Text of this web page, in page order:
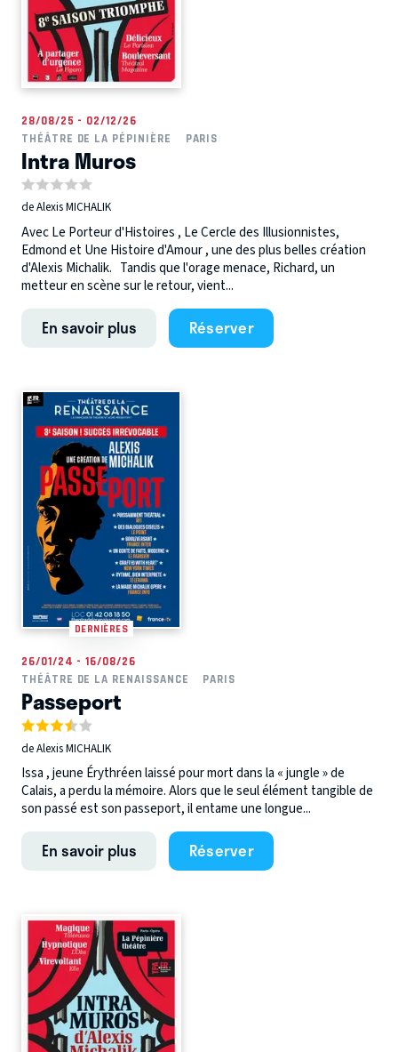
28/08/25 - 02/12/26
THÉÂTRE DE LA PÉPINIÈRE
PARIS
Intra Muros
de Alexis MICHALIK
Avec Le Porteur d'Histoires , Le Cercle des Illusionnistes,
Edmond et Une Histoire d'Amour , une des plus belles création
d'Alexis Michalik. Tandis que l'orage menace, Richard, un
metteur en scène sur le retour, vient...
En savoir plus Réserver
DERNIÈRES
26/01/24 - 16/08/26
THÉÂTRE DE LA RENAISSANCE
PARIS
Passeport
de Alexis MICHALIK
Issa , jeune Érythréen laissé pour mort dans la « jungle » de
Calais, a perdu la mémoire. Alors que le seul élément tangible de
son passé est son passeport, il entame une longue...
En savoir plus Réserver